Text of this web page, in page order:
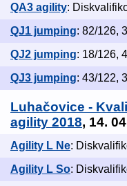
QA3 agility:
QJ1 jumping: 82/126,
QJ2 jumping: 18/126,
QJ3 jumping: 43/122,
Luhačovice -
agility 2018, 14.
Agility L Ne:
Agility L So: